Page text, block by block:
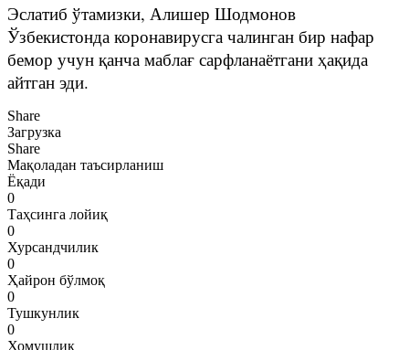
Эслатиб ўтамизки, Алишер Шодмонов
Ўзбекистонда коронавирусга чалинган бир нафар
бемор учун қанча маблағ сарфланаётгани ҳақида
айтган эди.
Share
Загрузка
Share
Мақоладан таъсирланиш
Ёқади
0
Таҳсинга лойиқ
0
Хурсандчилик
0
Ҳайрон бўлмоқ
0
Тушкунлик
0
Хомушлик